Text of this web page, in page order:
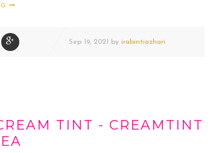
Sep 19, 2021 by irabintiazhari
TINT - CREAMTINT